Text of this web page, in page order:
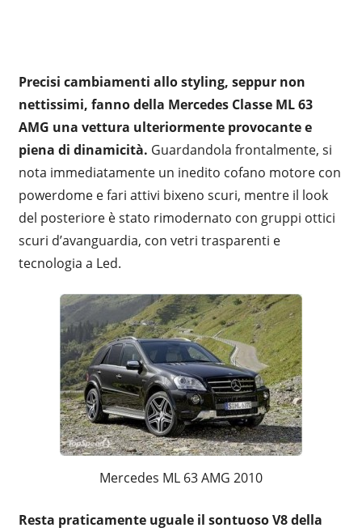
Precisi cambiamenti allo styling, seppur non
nettissimi, fanno della Mercedes Classe ML 63
AMG una vettura ulteriormente provocante e
piena di dinamicità. Guardandola frontalmente, si
nota immediatamente un inedito cofano motore con
powerdome e fari attivi bixeno scuri, mentre il look
del posteriore è stato rimodernato con gruppi ottici
scuri d’avanguardia, con vetri trasparenti e
tecnologia a Led.
Mercedes ML 63 AMG 2010
Resta praticamente uguale il sontuoso V8 della